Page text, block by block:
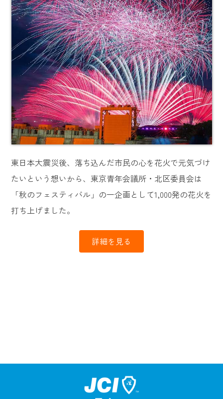
東日本大震災後、落ち込んだ市民の心を花火で元気づけ
たいという想いから、東京青年会議所・北区委員会は
「秋のフェスティバル」の一企画として1,000発の花火を
打ち上げました。
詳細を見る